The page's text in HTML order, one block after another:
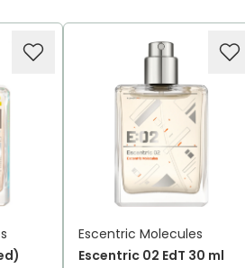
Escentric Molecules
Escentric 02 EdT 30 ml